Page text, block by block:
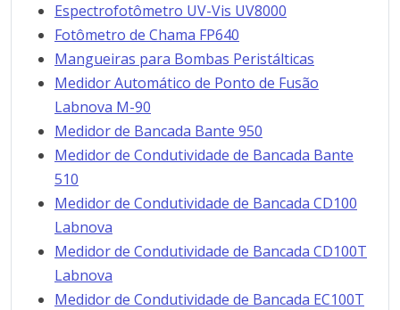
Espectrofotômetro UV-Vis UV8000
Fotômetro de Chama FP640
Mangueiras para Bombas Peristálticas
Medidor Automático de Ponto de Fusão
Labnova M-90
Medidor de Bancada Bante 950
Medidor de Condutividade de Bancada Bante
510
Medidor de Condutividade de Bancada CD100
Labnova
Medidor de Condutividade de Bancada CD100T
Labnova
Medidor de Condutividade de Bancada EC100T